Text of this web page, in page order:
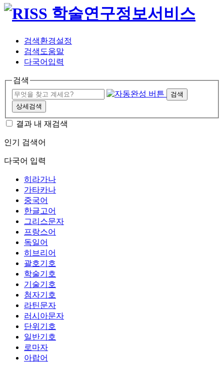
검색환경설정
검색도움말
다국어입력
검색
검색
상세검색
결과 내 재검색
인기 검색어
다국어 입력
히라가나
가타카나
중국어
한글고어
그리스문자
프랑스어
독일어
히브리어
괄호기호
학술기호
기술기호
첨자기호
라틴문자
러시아문자
단위기호
일반기호
로마자
아랍어